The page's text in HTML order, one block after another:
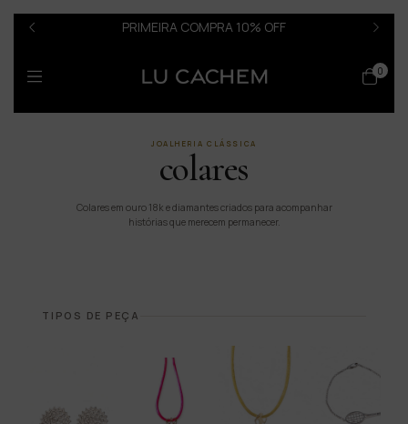
PRIMEIRA COMPRA 10% OFF
0
JOALHERIA CLÁSSICA
colares
Colares em ouro 18k e diamantes criados para acompanhar
histórias que merecem permanecer.
TIPOS DE PEÇA